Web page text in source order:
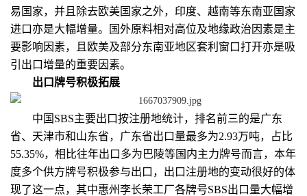
易国家，并且除去欧美国家之外，印度、越南等东南亚国家
进口亦是大幅增量。国外原料相对高位及地缘政治因素是主
要影响因素，且欧美及部分东南亚地区套利窗口打开亦是吸
引出口增量的重要因素。
出口牌号积极拓展
中国SBS主要出口按注册地统计，排名前三的是广东
省、天津市和山东省，广东省出口量最多为2.93万吨，占比
55.35%，相比往年出口多为巴陵等国内主力牌号而言，本年
度多个供方牌号积极参与出口，出口注册地的变动很好的体
现了这一点，其中惠州李长荣工厂各牌号SBS出口量大幅增